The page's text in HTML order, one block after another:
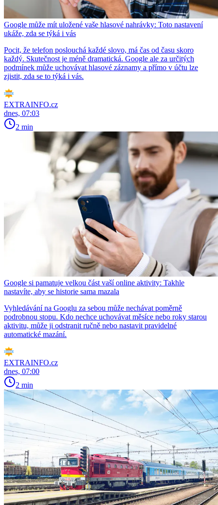
Google může mít uložené vaše hlasové nahrávky: Toto nastavení
ukáže, zda se týká i vás
Pocit, že telefon poslouchá každé slovo, má čas od času skoro
každý. Skutečnost je méně dramatická. Google ale za určitých
podmínek může uchovávat hlasové záznamy a přímo v účtu lze
zjistit, zda se to týká i vás.
EXTRAINFO.cz
dnes, 07:03
2 min
Google si pamatuje velkou část vaší online aktivity: Takhle
nastavíte, aby se historie sama mazala
Vyhledávání na Googlu za sebou může nechávat poměrně
podrobnou stopu. Kdo nechce uchovávat měsíce nebo roky starou
aktivitu, může ji odstranit ručně nebo nastavit pravidelné
automatické mazání.
EXTRAINFO.cz
dnes, 07:00
2 min